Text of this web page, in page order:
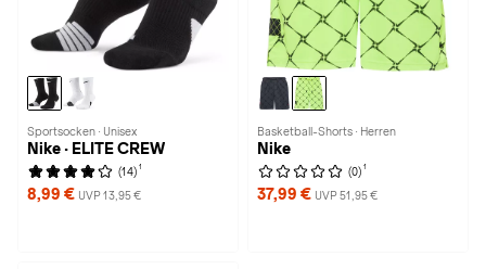
Sportsocken · Unisex
Nike · ELITE CREW
(14) 1
8,99 € UVP 13,95 €
Basketball-Shorts · Herren
Nike
(0) 1
37,99 € UVP 51,95 €